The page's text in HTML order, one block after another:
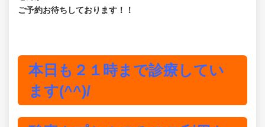
ご予約お待ちしております！！
本日も２１時まで診療してい
ます(^^)/